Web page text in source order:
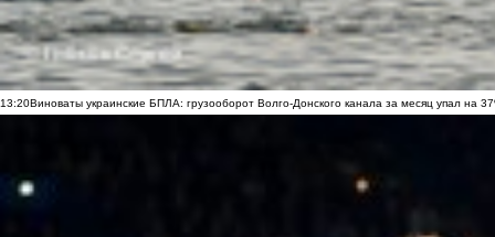
13:20Виноваты украинские БПЛА: грузооборот Волго-Донского канала за месяц упал на